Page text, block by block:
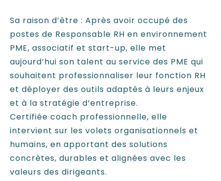
Sa raison d’être : Après avoir occupé des
postes de Responsable RH en environnement
PME, associatif et start-up, elle met
aujourd’hui son talent au service des PME qui
souhaitent professionnaliser leur fonction RH
et déployer des outils adaptés à leurs enjeux
et à la stratégie d’entreprise.
Certifiée coach professionnelle, elle
intervient sur les volets organisationnels et
humains, en apportant des solutions
concrètes, durables et alignées avec les
valeurs des dirigeants.